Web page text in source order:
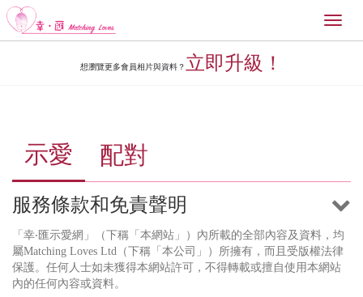
Toggle
想瀏覽更多會員相片與資料？ 立即升級！
示愛 配對
服務條款和免責聲明
「幸‧匯示愛網」（下稱「本網站」）內所載的全部內容及資料，均
屬Matching Loves Ltd（下稱「本公司」）所擁有，而且受版權法律
保護。任何人士如未獲得本網站許可，不得轉載或擅自使用本網站
內的任何內容或資料。